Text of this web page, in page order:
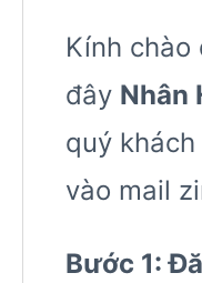
Kính chào
đây Nhân
quý
vào mail
Bước 1: